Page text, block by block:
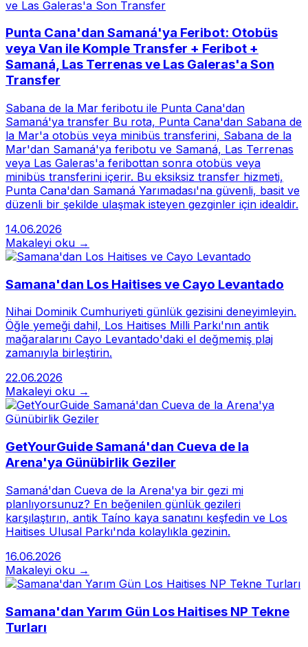
Punta Cana'dan Samaná'ya Feribot: Otobüs
veya Van ile Komple Transfer + Feribot +
Samaná, Las Terrenas ve Las Galeras'a Son
Transfer
Sabana de la Mar feribotu ile Punta Cana'dan
Samaná'ya transfer Bu rota, Punta Cana'dan Sabana de
la Mar'a otobüs veya minibüs transferini, Sabana de la
Mar'dan Samaná'ya feribotu ve Samaná, Las Terrenas
veya Las Galeras'a feribottan sonra otobüs veya
minibüs transferini içerir. Bu eksiksiz transfer hizmeti,
Punta Cana'dan Samaná Yarımadası'na güvenli, basit ve
düzenli bir şekilde ulaşmak isteyen gezginler için idealdir.
14.06.2026
Makaleyi oku →
Samana'dan Los Haitises ve Cayo Levantado
Nihai Dominik Cumhuriyeti günlük gezisini deneyimleyin.
Öğle yemeği dahil, Los Haitises Milli Parkı'nın antik
mağaralarını Cayo Levantado'daki el değmemiş plaj
zamanıyla birleştirin.
22.06.2026
Makaleyi oku →
GetYourGuide Samaná'dan Cueva de la
Arena'ya Günübirlik Geziler
Samaná'dan Cueva de la Arena'ya bir gezi mi
planlıyorsunuz? En beğenilen günlük gezileri
karşılaştırın, antik Taíno kaya sanatını keşfedin ve Los
Haitises Ulusal Parkı'nda kolaylıkla gezinin.
16.06.2026
Makaleyi oku →
Samana'dan Yarım Gün Los Haitises NP Tekne
Turları